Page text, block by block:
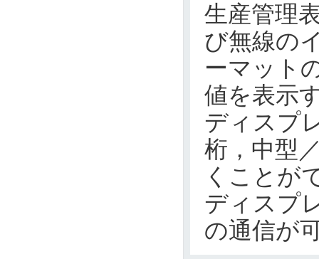
生産管理
び無線の
ーマット
値を表示
ディスプ
桁，中型
くことが
ディスプ
の通信が